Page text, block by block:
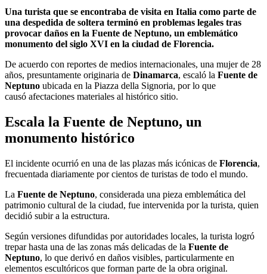
Una turista que se encontraba de visita en Italia como parte de
una despedida de soltera terminó en problemas legales tras
provocar daños en la Fuente de Neptuno, un emblemático
monumento del siglo XVI en la ciudad de Florencia.
De acuerdo con reportes de medios internacionales, una mujer de 28
años, presuntamente originaria de Dinamarca, escaló la Fuente de
Neptuno ubicada en la Piazza della Signoria, por lo que
causó afectaciones materiales al histórico sitio.
Escala la Fuente de Neptuno, un
monumento histórico
El incidente ocurrió en una de las plazas más icónicas de Florencia,
frecuentada diariamente por cientos de turistas de todo el mundo.
La Fuente de Neptuno, considerada una pieza emblemática del
patrimonio cultural de la ciudad, fue intervenida por la turista, quien
decidió subir a la estructura.
Según versiones difundidas por autoridades locales, la turista logró
trepar hasta una de las zonas más delicadas de la Fuente de
Neptuno, lo que derivó en daños visibles, particularmente en
elementos escultóricos que forman parte de la obra original.